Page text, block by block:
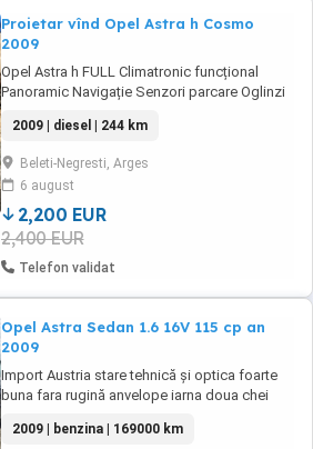
Proietar vînd Opel Astra h Cosmo
2009
Opel Astra h FULL Climatronic funcțional
Panoramic Navigație Senzori parcare Oglinzi
prezintă întro stare foarte buna totul
funcționează perfect ,făra martori ascunși
accept ori ce probaă
2009 | diesel | 244 km
Beleti-Negresti, Arges
6 august
2,200 EUR
2,400 EUR
Telefon validat
Opel Astra Sedan 1.6 16V 115 cp an
2009
Import Austria stare tehnică și optica foarte
buna fara rugină anvelope iarna doua chei
3 seturi de numere rosii
2009 | benzina | 169000 km